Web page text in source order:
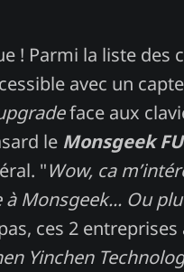
! Parmi la liste
avec un
face aux
le Monsgeek
"Wow, ca
à Monsgeek... Ou
ces 2
Yinchen